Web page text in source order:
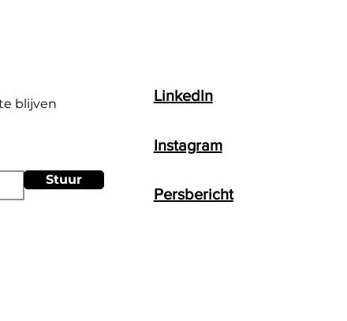
blijven
Stuur
LinkedIn
Instagram
Persbericht